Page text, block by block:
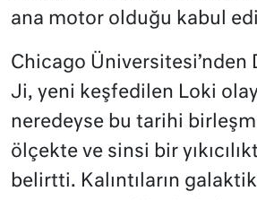
ana motor olduğu kabul
Chicago Üniversitesi’nden
Ji, yeni keşfedilen Loki
neredeyse bu tarihi
ölçekte ve sinsi bir
belirtti. Kalıntıların